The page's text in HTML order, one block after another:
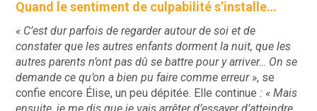
Quand le sentiment de culpabilité s’installe…
« C’est dur parfois de regarder autour de soi et de
constater que les autres enfants dorment la nuit, que les
autres parents n’ont pas dû se battre pour y arriver… On se
demande ce qu’on a bien pu faire comme erreur », se
confie encore Élise, un peu dépitée. Elle continue: « Mais